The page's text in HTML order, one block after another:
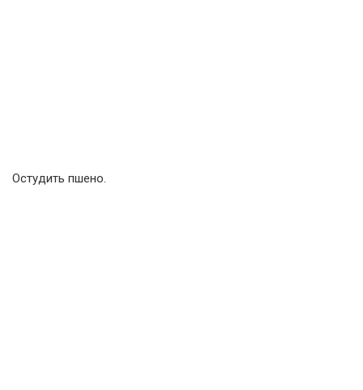
Остудить пшено.